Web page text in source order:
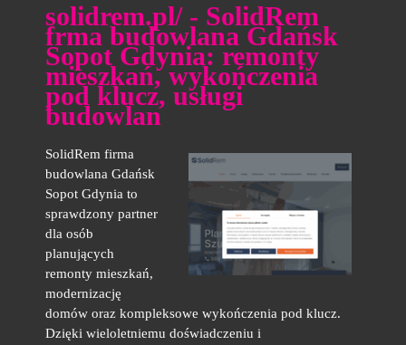
solidrem.pl/ - SolidRem
frma budowlana Gdańsk
Sopot Gdynia: remonty
mieszkań, wykończenia
pod klucz, usługi
budowlan
SolidRem firma
budowlana Gdańsk
Sopot Gdynia to
sprawdzony partner
dla osób
planujących
remonty mieszkań,
modernizację
domów oraz kompleksowe wykończenia pod klucz.
Dzięki wieloletniemu doświadczeniu i